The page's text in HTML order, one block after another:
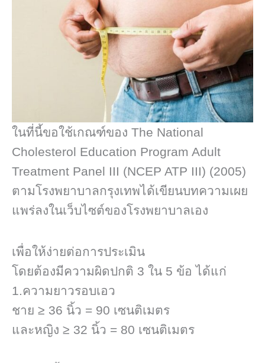
ในที่นี้ขอใช้เกณฑ์ของ The National
Cholesterol Education Program Adult
Treatment Panel III (NCEP ATP III) (2005)
ตามโรงพยาบาลกรุงเทพได้เขียนบทความเผย
แพร่ลงในเว็บไซต์ของโรงพยาบาลเอง
เพื่อให้ง่ายต่อการประเมิน
โดยต้องมีความผิดปกติ 3 ใน 5 ข้อ ได้แก่
1.ความยาวรอบเอว
ชาย ≥ 36 นิ้ว = 90 เซนติเมตร
และหญิง ≥ 32 นิ้ว = 80 เซนติเมตร